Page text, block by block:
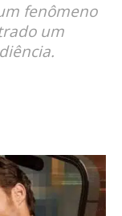
fenômeno
um